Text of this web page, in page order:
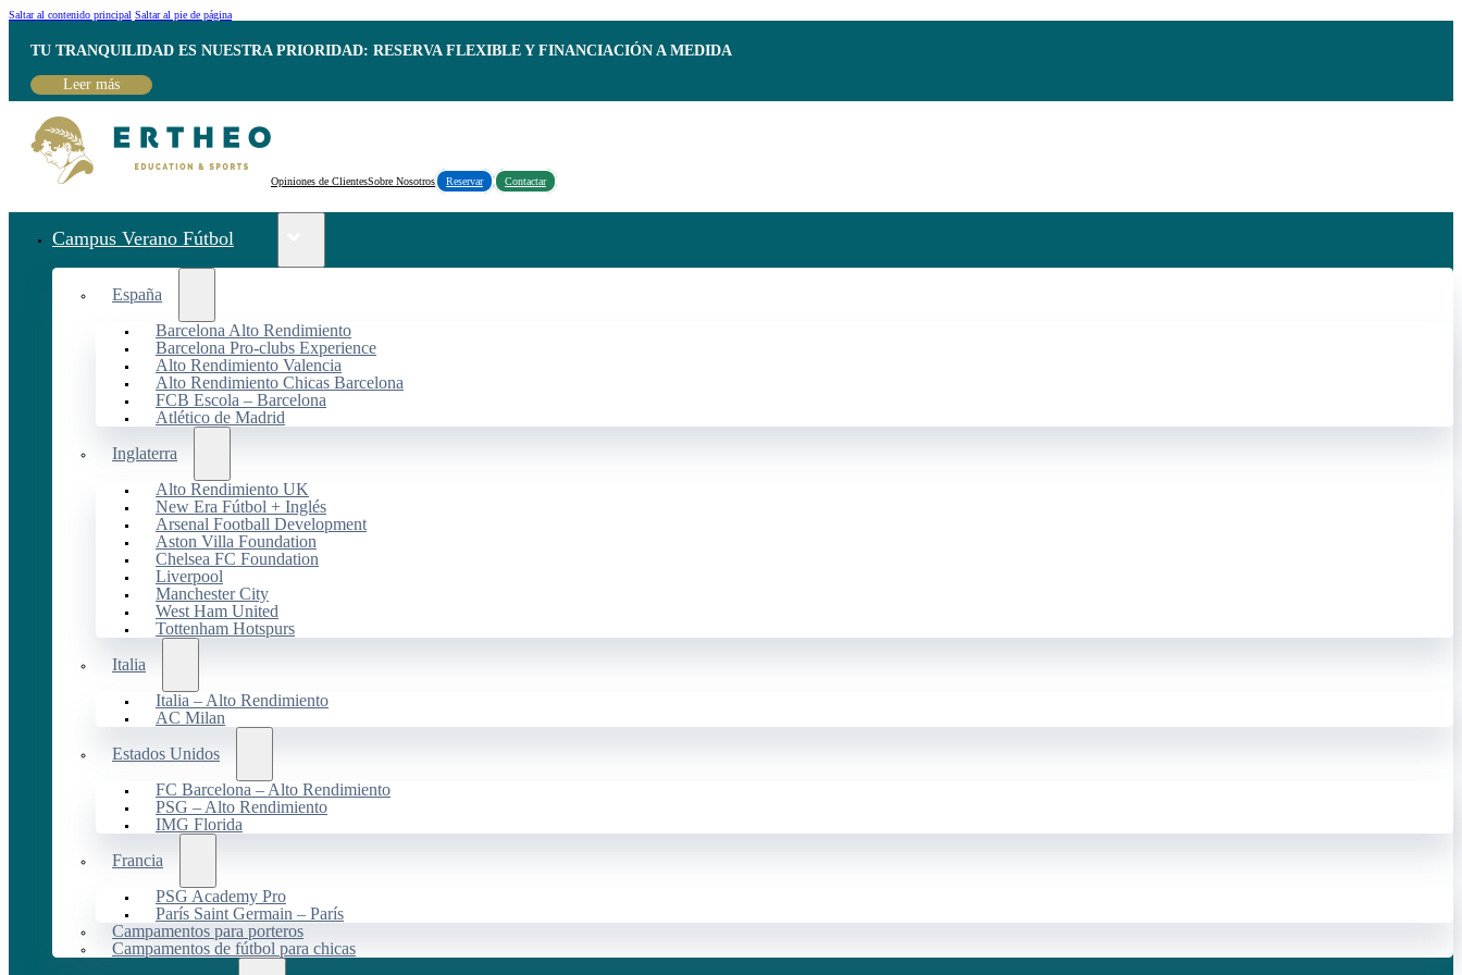
Saltar al contenido principal Saltar al pie de página
TU TRANQUILIDAD ES NUESTRA PRIORIDAD: RESERVA FLEXIBLE Y FINANCIACIÓN A MEDIDA
Leer más
Opiniones de ClientesSobre Nosotros Reservar Contactar
Campus Verano Fútbol
España
Barcelona Alto Rendimiento
Barcelona Pro-clubs Experience
Alto Rendimiento Valencia
Alto Rendimiento Chicas Barcelona
FCB Escola – Barcelona
Atlético de Madrid
Inglaterra
Alto Rendimiento UK
New Era Fútbol + Inglés
Arsenal Football Development
Aston Villa Foundation
Chelsea FC Foundation
Liverpool
Manchester City
West Ham United
Tottenham Hotspurs
Italia
Italia – Alto Rendimiento
AC Milan
Estados Unidos
FC Barcelona – Alto Rendimiento
PSG – Alto Rendimiento
IMG Florida
Francia
PSG Academy Pro
París Saint Germain – París
Campamentos para porteros
Campamentos de fútbol para chicas